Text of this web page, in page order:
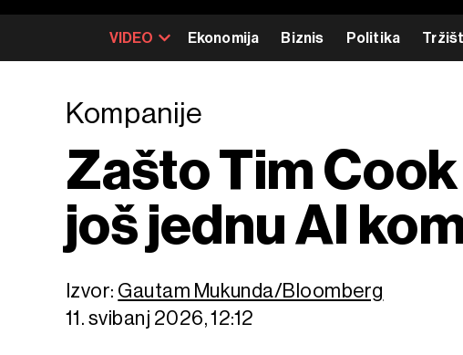
VIDEO Ekonomija Biznis Politika
Kompanije
Zašto Tim
još jednu AI
Izvor: Gautam Mukunda/Bloomberg
11. svibanj 2026, 12:12